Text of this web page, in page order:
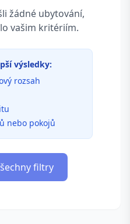
žádné ubytování,
vašim kritériím.
výsledky:
rozsah
nebo pokojů
filtry